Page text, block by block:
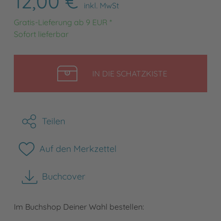
inkl. MwSt
Gratis-Lieferung ab 9 EUR *
Sofort lieferbar
IN DIE SCHATZKISTELEGEN
Teilen
Auf den Merkzettel
Buchcover
herunterladen
Im Buchshop Deiner Wahl bestellen: